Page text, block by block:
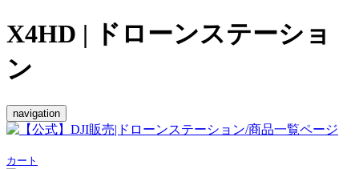
X4HD | ドローンステーショ
ン
navigation
カート